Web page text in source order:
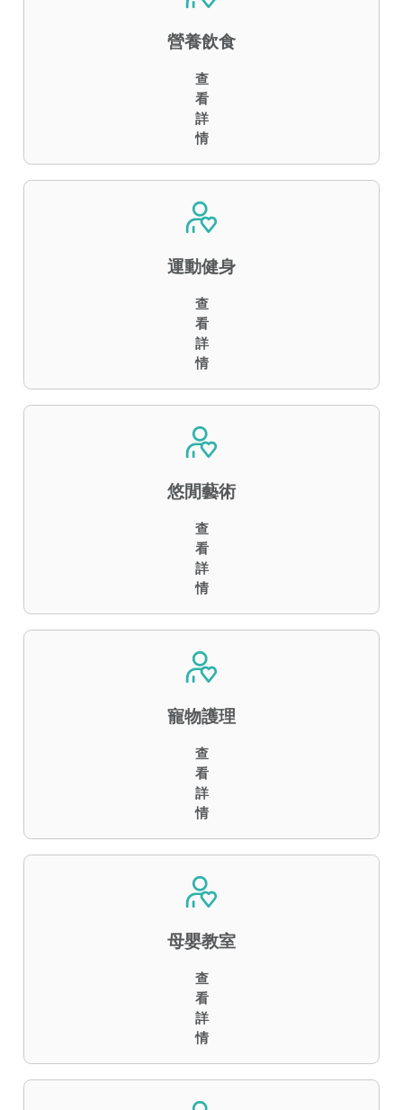
營養飲食
查
看
詳
情
運動健身
查
看
詳
情
悠閒藝術
查
看
詳
情
寵物護理
查
看
詳
情
母嬰教室
查
看
詳
情